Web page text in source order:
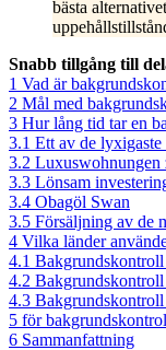
bästa
Snabb tillgång till
1 Vad är
2 Mål med
3 Hur lång tid tar en
3.1 Ett av de
3.2 Luxuswohnungen
3.3 Lönsam
3.4 Obagöl Swan
3.5 Försäljning av de
4 Vilka länder
4.1
4.2
4.3
5 för
6 Sammanfattning